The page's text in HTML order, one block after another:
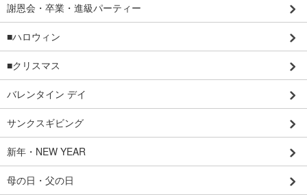
謝恩会・卒業・進級パーティー
■ハロウィン
■クリスマス
バレンタイン デイ
サンクスギビング
新年・NEW YEAR
母の日・父の日